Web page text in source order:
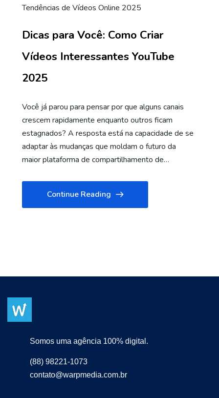
Tendências de Vídeos Online 2025
Dicas para Você: Como Criar
Vídeos Interessantes YouTube
2025
Você já parou para pensar por que alguns canais
crescem rapidamente enquanto outros ficam
estagnados? A resposta está na capacidade de se
adaptar às mudanças que moldam o futuro da
maior plataforma de compartilhamento de…
Continue Reading
Somos uma agência 100% digital.
(88) 98221-1073
contato@warpmedia.com.br